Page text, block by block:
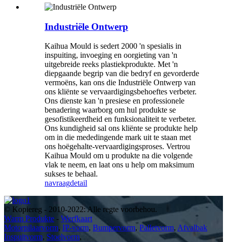
Industriële Ontwerp
Kaihua Mould is sedert 2000 'n spesialis in
inspuiting, invoeging en oorgieting van 'n
uitgebreide reeks plastiekprodukte. Met 'n
diepgaande begrip van die bedryf en gevorderde
vermoëns, kan ons die Industriële Ontwerp van
ons kliënte se vervaardigingsbehoeftes verbeter.
Ons dienste kan 'n presiese en professionele
benadering waarborg om hul produkte se
gesofistikeerdheid en funksionaliteit te verbeter.
Ons kundigheid sal ons kliënte se produkte help
om in die mededingende mark uit te staan ​​met
ons hoëgehalte-vervaardigingsproses. Vertrou
Kaihua Mould om u produkte na die volgende
vlak te neem, en laat ons u help om maksimum
sukses te behaal.
navraagdetail
© Kopiereg - 2010-2022: Alle regte voorbehou.
Warm Produkte - Werfkaart
Motorpilaarvorm, IP-vorm, Bumpervorm, Palletvorm, Afvalbak
Inspuitvorm, Stoelvorm,